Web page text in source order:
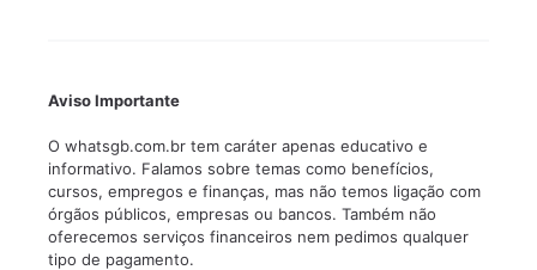
Aviso Importante
O whatsgb.com.br tem caráter apenas educativo e
informativo. Falamos sobre temas como benefícios,
cursos, empregos e finanças, mas não temos ligação com
órgãos públicos, empresas ou bancos. Também não
oferecemos serviços financeiros nem pedimos qualquer
tipo de pagamento.